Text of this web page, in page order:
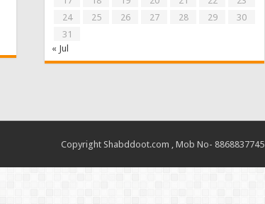
24
25 26 27 28 29
30
31
« Jul
Copyright Shabddoot.com , Mob No- 8868837745